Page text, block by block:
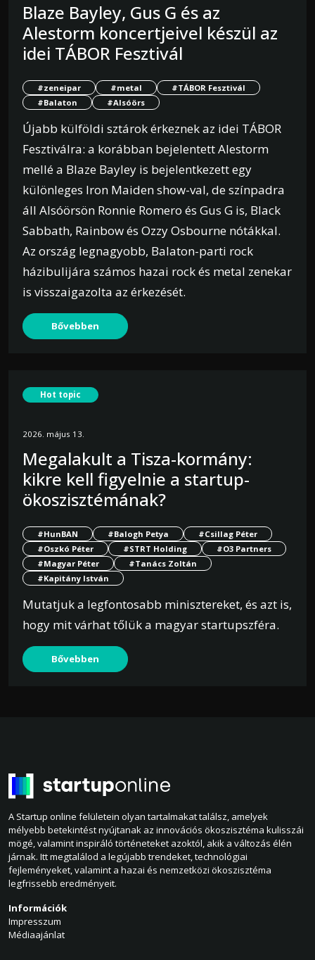
Blaze Bayley, Gus G és az
Alestorm koncertjeivel készül az
idei TÁBOR Fesztivál
#zeneipar #metal
#TÁBOR Fesztivál
#Balaton
#Alsóörs
Újabb külföldi sztárok érkeznek az idei TÁBOR
Fesztiválra: a korábban bejelentett Alestorm
mellé a Blaze Bayley is bejelentkezett egy
különleges Iron Maiden show-val, de színpadra
áll Alsóörsön Ronnie Romero és Gus G is, Black
Sabbath, Rainbow és Ozzy Osbourne nótákkal.
Az ország legnagyobb, Balaton-parti rock
házibulijára számos hazai rock és metal zenekar
is visszaigazolta az érkezését.
Bővebben
Hot topic
2026. május 13.
Megalakult a Tisza-kormány:
kikre kell figyelnie a startup-
ökoszisztémának?
#HunBAN #Balogh Petya
#Csillag Péter
#Oszkó Péter
#STRT Holding
#O3 Partners
#Magyar Péter
#Tanács Zoltán
#Kapitány István
Mutatjuk a legfontosabb minisztereket, és azt is,
hogy mit várhat tőlük a magyar startupszféra.
Bővebben
A Startup online felületein olyan tartalmakat találsz, amelyek
mélyebb betekintést nyújtanak az innovációs ökoszisztéma kulisszái
mögé, valamint inspiráló történeteket azoktól, akik a változás élén
járnak. Itt megtalálod a legújabb trendeket, technológiai
fejleményeket, valamint a hazai és nemzetközi ökoszisztéma
legfrissebb eredményeit.
Információk
Impresszum
Médiaajánlat